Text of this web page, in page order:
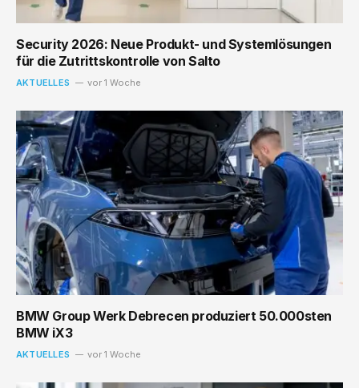
Security 2026: Neue Produkt- und Systemlösungen
für die Zutrittskontrolle von Salto
AKTUELLES vor 1 Woche
BMW Group Werk Debrecen produziert 50.000sten
BMW iX3
AKTUELLES vor 1 Woche